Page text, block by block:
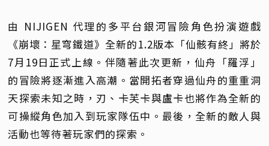
由 NIJIGEN 代理的多平台銀河冒險角色扮演遊戲
《崩壞：星穹鐵道》全新的1.2版本「仙骸有終」將於
7月19日正式上線。伴隨著此次更新，仙舟「羅浮」
的冒險將逐漸進入高潮。當開拓者穿過仙舟的重重洞
天探索未知之時，刃、卡芙卡與盧卡也將作為全新的
可操縱角色加入到玩家隊伍中。最後，全新的敵人與
活動也等待著玩家們的探索。